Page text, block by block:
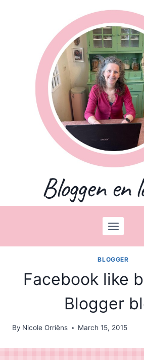
Bloggen en
BLOGGER
Facebook like
Blogger
By Nicole Orriëns March 15, 2015